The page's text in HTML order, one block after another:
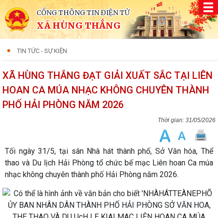
CỔNG THÔNG TIN ĐIỆN TỬ
XÃ HÙNG THẮNG
TIN TỨC - SỰ KIỆN
XÃ HÙNG THẮNG ĐẠT GIẢI XUẤT SẮC TẠI LIÊN
HOAN CA MÚA NHẠC KHÔNG CHUYÊN THÀNH
PHỐ HẢI PHÒNG NĂM 2026
31/05/2026
Tối ngày 31/5, tại sân Nhà hát thành phố, Sở Văn hóa, Thể
thao và Du lịch Hải Phòng tổ chức bế mạc Liên hoan Ca múa
nhạc không chuyên thành phố Hải Phòng năm 2026.